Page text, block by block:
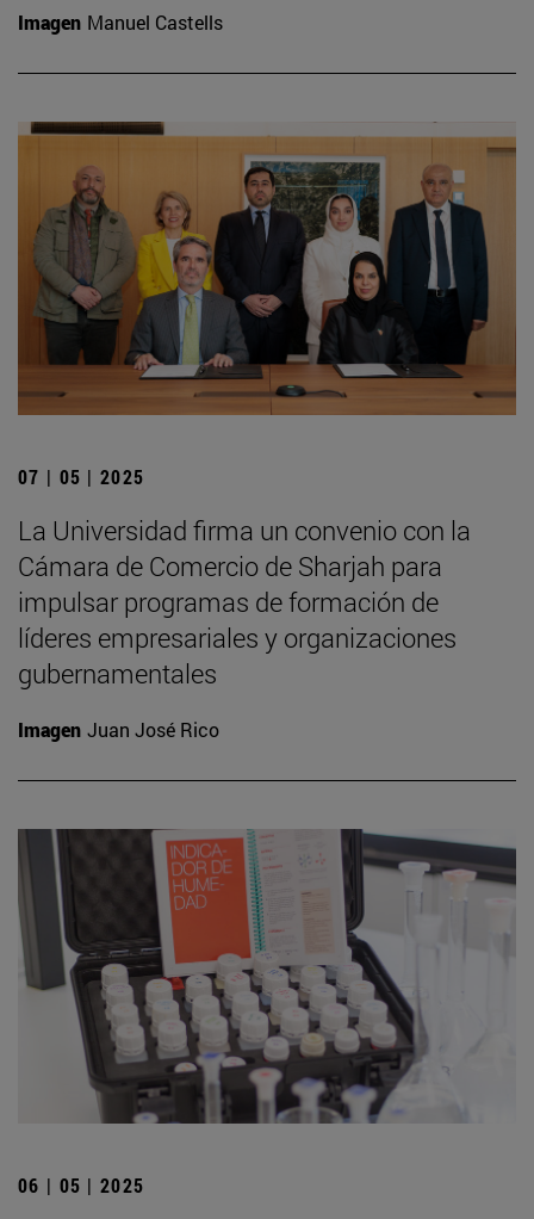
Imagen Manuel Castells
07 | 05 | 2025
La Universidad firma un convenio con la
Cámara de Comercio de Sharjah para
impulsar programas de formación de
líderes empresariales y organizaciones
gubernamentales
Imagen Juan José Rico
06 | 05 | 2025